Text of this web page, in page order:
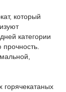
который
категории
горячекатаных